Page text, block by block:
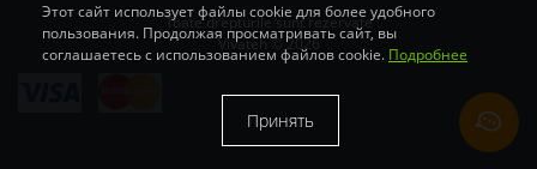
Toate drepturile sunt rezervate
Vivateh © 2026
Этот сайт использует файлы cookie для более удобного
пользования. Продолжая просматривать сайт, вы
соглашаетесь с использованием файлов cookie. Подробнее
Принять